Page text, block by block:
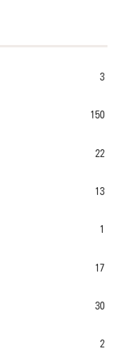
3
150
22
13
1
17
30
2